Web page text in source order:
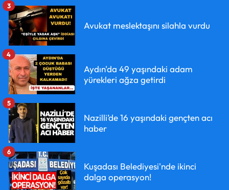
Avukat meslektaşını silahla vurdu
3
Aydın'da 49 yaşındaki adam
yürekleri ağza getirdi
4
Nazilli’de 16 yaşındaki gençten acı
haber
5
Kuşadası Belediyesi'nde ikinci
dalga operasyon!
6